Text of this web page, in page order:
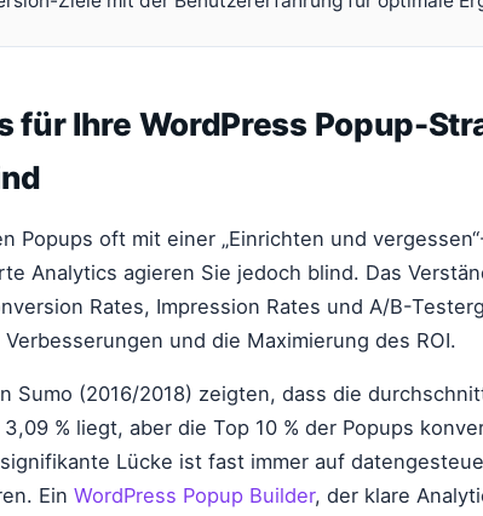
für Ihre WordPress Popup-
Popups oft mit einer „Einrichten und
Analytics agieren Sie jedoch blind. Das
Rates, Impression Rates und A/B-
und die Maximierung des ROI.
Sumo (2016/2018) zeigten, dass die
% liegt, aber die Top 10 % der Popups
Lücke ist fast immer auf
Ein WordPress Popup Builder, der klare